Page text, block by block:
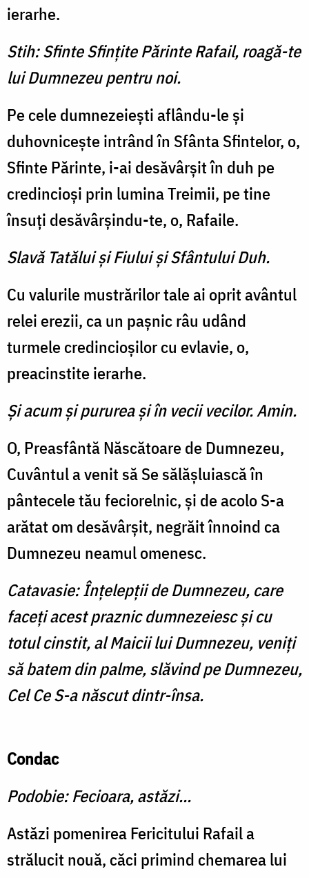
ierarhe.
Stih: Sfinte Sfințite Părinte Rafail, roagă-te
lui Dumnezeu pentru noi.
Pe cele dumnezeiești aflându-le și
duhovnicește intrând în Sfânta Sfintelor, o,
Sfinte Părinte, i-ai desăvârșit în duh pe
credincioși prin lumina Treimii, pe tine
însuți desăvârșindu-te, o, Rafaile.
Slavă Tatălui şi Fiului şi Sfântului Duh.
Cu valurile mustrărilor tale ai oprit avântul
relei erezii, ca un pașnic râu udând
turmele credincioșilor cu evlavie, o,
preacinstite ierarhe.
Şi acum şi pururea şi în vecii vecilor. Amin.
O, Preasfântă Născătoare de Dumnezeu,
Cuvântul a venit să Se sălășluiască în
pântecele tău feciorelnic, și de acolo S-a
arătat om desăvârșit, negrăit înnoind ca
Dumnezeu neamul omenesc.
Catavasie: Înțelepții de Dumnezeu, care
faceți acest praznic dumnezeiesc și cu
totul cinstit, al Maicii lui Dumnezeu, veniți
să batem din palme, slăvind pe Dumnezeu,
Cel Ce S-a născut dintr-însa.
Condac
Podobie: Fecioara, astăzi…
Astăzi pomenirea Fericitului Rafail a
strălucit nouă, căci primind chemarea lui